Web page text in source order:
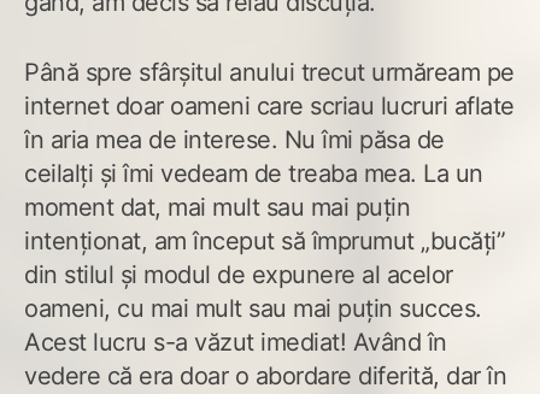
Până spre sfârșitul anului trecut urmăream pe
internet doar oameni care scriau lucruri aflate
în aria mea de interese. Nu îmi păsa de
ceilalți și îmi vedeam de treaba mea. La un
moment dat, mai mult sau mai puțin
intenționat, am început să împrumut „bucăți”
din stilul și modul de expunere al acelor
oameni, cu mai mult sau mai puțin succes.
Acest lucru s-a văzut imediat! Având în
vedere că era doar o abordare diferită, dar în